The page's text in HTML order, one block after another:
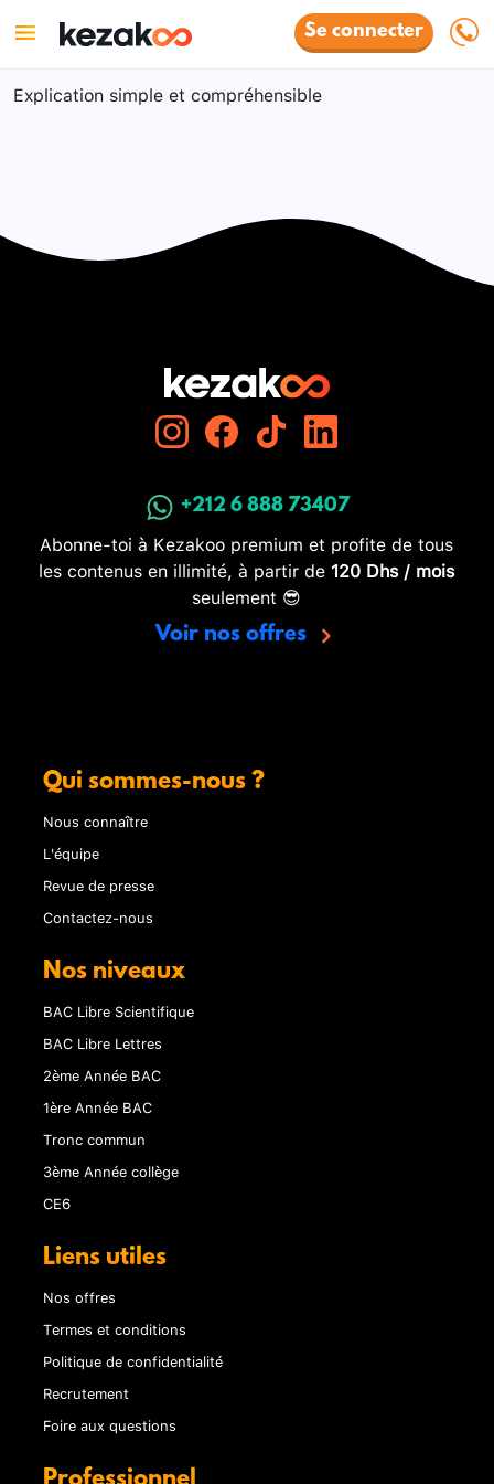
Se connecter
Explication simple et compréhensible
+212 6 888 73407
Abonne-toi à Kezakoo premium et profite de tous
les contenus en illimité, à partir de 120 Dhs / mois
seulement 😎
Voir nos offres
Qui sommes-nous ?
Nous connaître
L'équipe
Revue de presse
Contactez-nous
Nos niveaux
BAC Libre Scientifique
BAC Libre Lettres
2ème Année BAC
1ère Année BAC
Tronc commun
3ème Année collège
CE6
Liens utiles
Nos offres
Termes et conditions
Politique de confidentialité
Recrutement
Foire aux questions